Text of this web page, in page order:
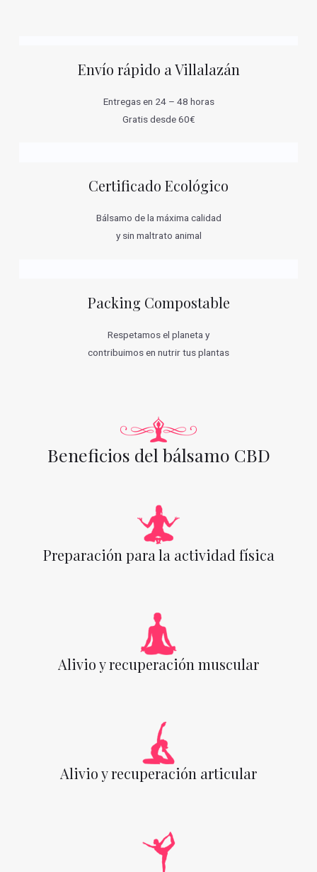
Envío rápido a Villalazán
Entregas en 24 – 48 horas
Gratis desde 60€
Certificado Ecológico
Bálsamo de la máxima calidad
y sin maltrato animal
Packing Compostable
Respetamos el planeta y
contribuimos en nutrir tus plantas
Beneficios del bálsamo CBD
Preparación para la actividad física
Alivio y recuperación muscular
Alivio y recuperación articular